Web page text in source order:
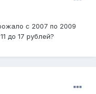
с 2007 по 2009
до 17 рублей?